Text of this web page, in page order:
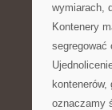
wymiarach,
Kontenery
segregować
oznaczamy